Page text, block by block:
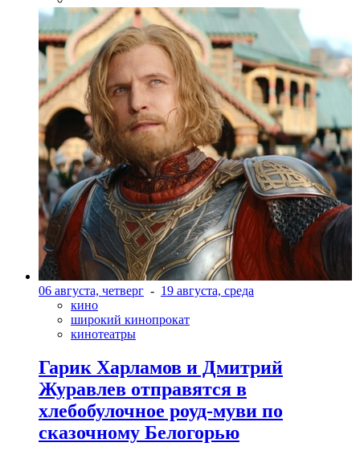
06 августа, четверг - 19 августа, среда
кино
широкий кинопрокат
кинотеатры
Гарик Харламов и Дмитрий
Журавлев отправятся в
хлебобулочное роуд-муви по
сказочному Белогорью